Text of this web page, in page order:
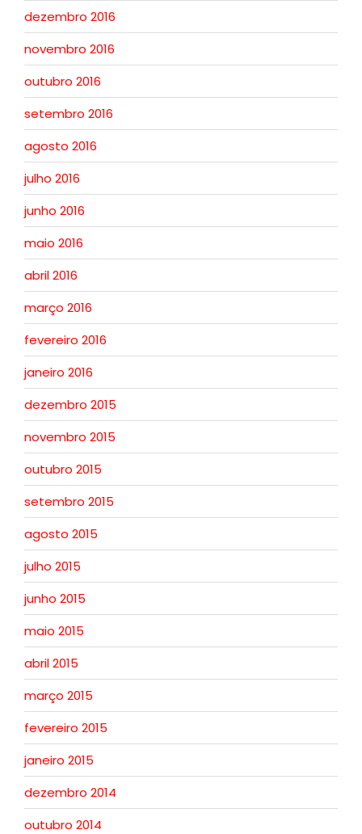
dezembro 2016
novembro 2016
outubro 2016
setembro 2016
agosto 2016
julho 2016
junho 2016
maio 2016
abril 2016
março 2016
fevereiro 2016
janeiro 2016
dezembro 2015
novembro 2015
outubro 2015
setembro 2015
agosto 2015
julho 2015
junho 2015
maio 2015
abril 2015
março 2015
fevereiro 2015
janeiro 2015
dezembro 2014
outubro 2014